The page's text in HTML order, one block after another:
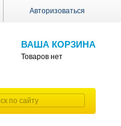
Авторизоваться
ВАША КОРЗИНА
Товаров нет